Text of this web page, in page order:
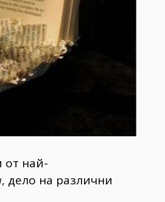
от най-
, дело на различни